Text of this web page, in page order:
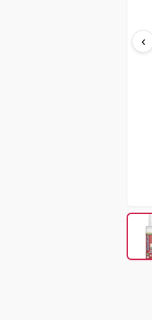
‹